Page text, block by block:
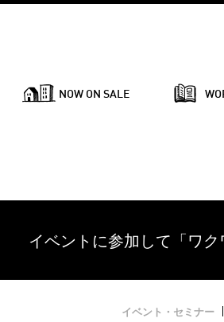
NOW ON SALE
イベントに参加して「ワク
イベント・セミナー